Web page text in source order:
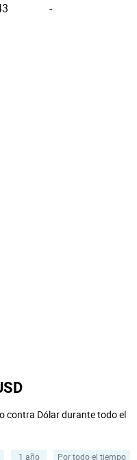
-
contra Dólar durante todo el
1 año Por todo el tiempo